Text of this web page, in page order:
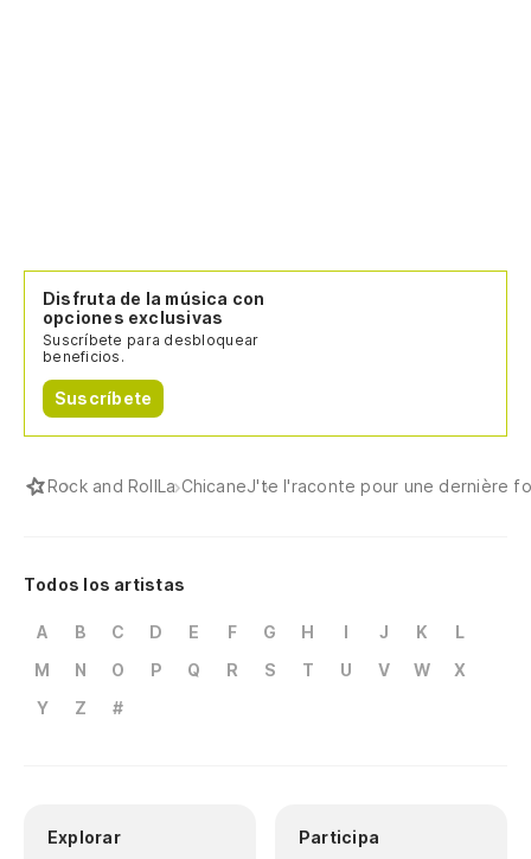
Disfruta de la música con
opciones exclusivas
Suscríbete para desbloquear
beneficios.
Suscríbete
Rock and RollLa ChicaneJ'te l'raconte pour une dernière
Todos los artistas
A B C D E F G H I J K
L
M
N O P Q R S T U V W
X
Y
Z #
Explorar Participa